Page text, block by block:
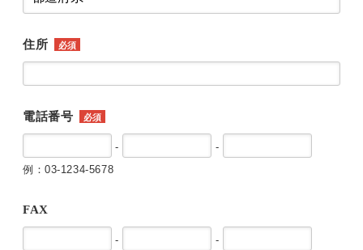
住所 必須
電話番号 必須
-
-
例：03-1234-5678
FAX
-
-